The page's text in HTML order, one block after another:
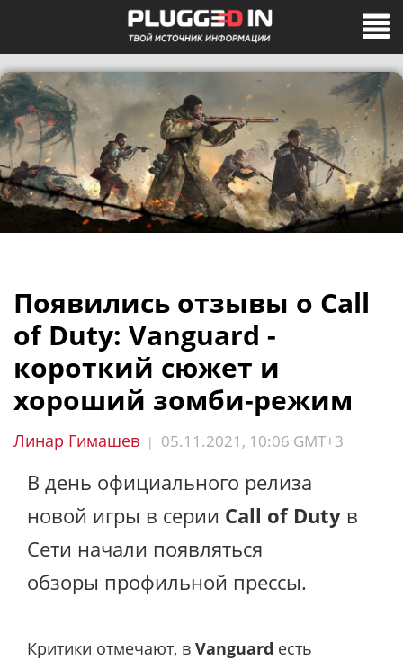
Появились отзывы о Call
of Duty: Vanguard -
короткий сюжет и
хороший зомби-режим
Линар Гимашев | 05.11.2021, 10:06 GMT+3
В день официального релиза
новой игры в серии Call of Duty в
Сети начали появляться
обзоры профильной прессы.
Критики отмечают, в Vanguard есть